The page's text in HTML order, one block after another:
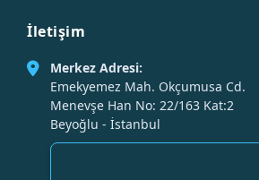
İletişim
Merkez Adresi:
Emekyemez Mah. Okçumusa Cd.
Menevşe Han No: 22/163 Kat:2
Beyoğlu - İstanbul